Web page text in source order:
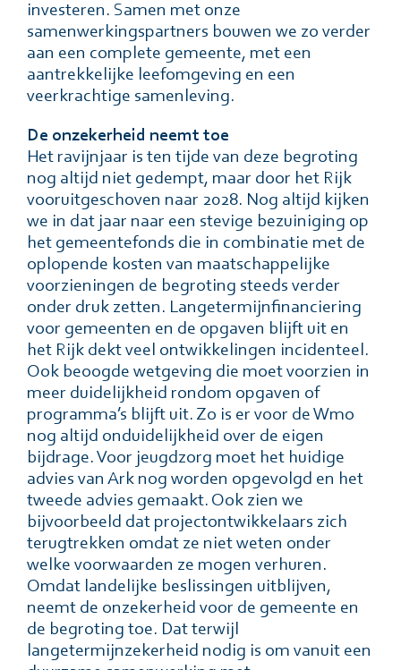
investeren. Samen met onze
samenwerkingspartners bouwen we zo verder
aan een complete gemeente, met een
aantrekkelijke leefomgeving en een
veerkrachtige samenleving.
De onzekerheid neemt toe
Het ravijnjaar is ten tijde van deze begroting
nog altijd niet gedempt, maar door het Rijk
vooruitgeschoven naar 2028. Nog altijd kijken
we in dat jaar naar een stevige bezuiniging op
het gemeentefonds die in combinatie met de
oplopende kosten van maatschappelijke
voorzieningen de begroting steeds verder
onder druk zetten. Langetermijnfinanciering
voor gemeenten en de opgaven blijft uit en
het Rijk dekt veel ontwikkelingen incidenteel.
Ook beoogde wetgeving die moet voorzien in
meer duidelijkheid rondom opgaven of
programma’s blijft uit. Zo is er voor de Wmo
nog altijd onduidelijkheid over de eigen
bijdrage. Voor jeugdzorg moet het huidige
advies van Ark nog worden opgevolgd en het
tweede advies gemaakt. Ook zien we
bijvoorbeeld dat projectontwikkelaars zich
terugtrekken omdat ze niet weten onder
welke voorwaarden ze mogen verhuren.
Omdat landelijke beslissingen uitblijven,
neemt de onzekerheid voor de gemeente en
de begroting toe. Dat terwijl
langetermijnzekerheid nodig is om vanuit een